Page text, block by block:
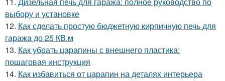
выбору и установке
12. Как сделать простую бюджетную кирпичную печь для
гаража до 25 КВ.м
13. Как убрать царапины с внешнего пластика:
пошаговая инструкция
14. Как избавиться от царапин на деталях интерьера